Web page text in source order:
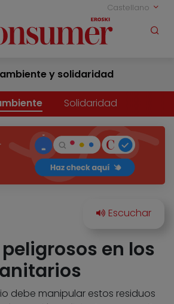
Castellano
y solidaridad
Solidaridad
en los
debe manipular estos residuos